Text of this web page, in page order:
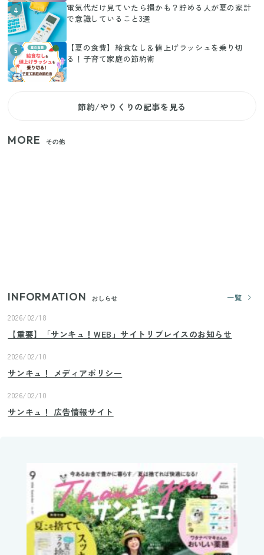
4
電気代だけ見ていたら損かも？貯める人が夏の家計
で意識していること3選
5
【夏の食費】給食なし＆値上げラッシュを乗り切
る！子育て家庭の節約術
節約/やりくりの記事を見る
MORE その他
INFORMATION おしらせ
一覧
2026/02/18
【重要】「サンキュ！WEB」サイトリプレイスのお知らせ
2026/02/10
サンキュ！ メディアポリシー
2026/02/10
サンキュ！ 広告情報サイト